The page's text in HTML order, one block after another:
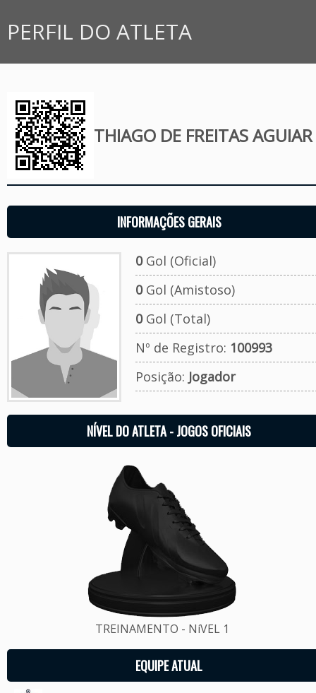
PERFIL DO ATLETA
THIAGO DE FREITAS AGUIAR
INFORMAÇÕES GERAIS
0Gol (Oficial)
0Gol (Amistoso)
0Gol (Total)
Nº de Registro: 100993
Posição: Jogador
NÍVEL DO ATLETA - JOGOS OFICIAIS
TREINAMENTO - NíVEL 1
EQUIPE ATUAL